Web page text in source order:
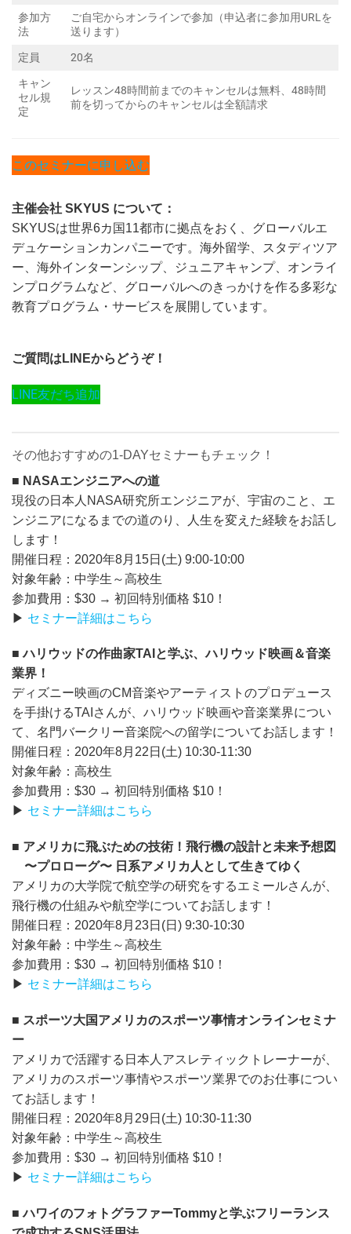
参加方
法
ご自宅からオンラインで参加（申込者に参加用URLを
送ります）
定員
20名
キャン
セル規
定
レッスン48時間前までのキャンセルは無料、48時間
前を切ってからのキャンセルは全額請求
このセミナーに申し込む
主催会社 SKYUS について：
SKYUSは世界6カ国11都市に拠点をおく、グローバルエ
デュケーションカンパニーです。海外留学、スタディツア
ー、海外インターンシップ、ジュニアキャンプ、オンライ
ンプログラムなど、グローバルへのきっかけを作る多彩な
教育プログラム・サービスを展開しています。
ご質問はLINEからどうぞ！
LINE友だち追加
その他おすすめの1-DAYセミナーもチェック！
■ NASAエンジニアへの道
現役の日本人NASA研究所エンジニアが、宇宙のこと、エ
ンジニアになるまでの道のり、人生を変えた経験をお話し
します！
開催日程：2020年8月15日(土) 9:00-10:00
対象年齢：中学生～高校生
参加費用：$30 → 初回特別価格 $10！
▶ セミナー詳細はこちら
■ ハリウッドの作曲家TAIと学ぶ、ハリウッド映画＆音楽
業界！
ディズニー映画のCM音楽やアーティストのプロデュース
を手掛けるTAIさんが、ハリウッド映画や音楽業界につい
て、名門バークリー音楽院への留学についてお話します！
開催日程：2020年8月22日(土) 10:30-11:30
対象年齢：高校生
参加費用：$30 → 初回特別価格 $10！
▶ セミナー詳細はこちら
■ アメリカに飛ぶための技術！飛行機の設計と未来予想図
〜プロローグ〜 日系アメリカ人として生きてゆく
アメリカの大学院で航空学の研究をするエミールさんが、
飛行機の仕組みや航空学についてお話します！
開催日程：2020年8月23日(日) 9:30-10:30
対象年齢：中学生～高校生
参加費用：$30 → 初回特別価格 $10！
▶ セミナー詳細はこちら
■ スポーツ大国アメリカのスポーツ事情オンラインセミナ
ー
アメリカで活躍する日本人アスレティックトレーナーが、
アメリカのスポーツ事情やスポーツ業界でのお仕事につい
てお話します！
開催日程：2020年8月29日(土) 10:30-11:30
対象年齢：中学生～高校生
参加費用：$30 → 初回特別価格 $10！
▶ セミナー詳細はこちら
■ ハワイのフォトグラファーTommyと学ぶフリーランス